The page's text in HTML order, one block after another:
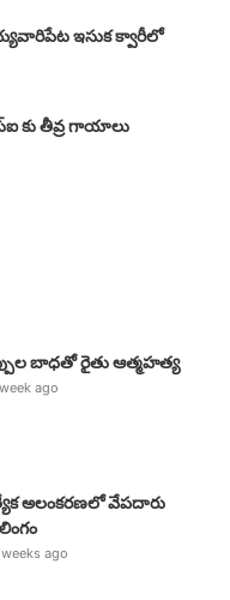
ఇసుక క్వారీలో
కు తీవ్ర గాయాలు
బాధతో రైతు ఆత్మహత్య
ago
అలంకరణలో వేపదారు
ago